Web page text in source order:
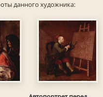
данного художника: